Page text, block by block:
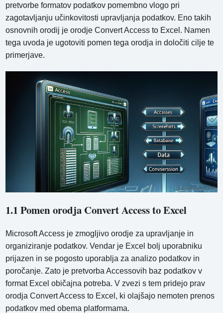
pretvorbe formatov podatkov pomembno vlogo pri
zagotavljanju učinkovitosti upravljanja podatkov. Eno takih
osnovnih orodij je orodje Convert Access to Excel. Namen
tega uvoda je ugotoviti pomen tega orodja in določiti cilje te
primerjave.
1.1 Pomen orodja Convert Access to Excel
Microsoft Access je zmogljivo orodje za upravljanje in
organiziranje podatkov. Vendar je Excel bolj uporabniku
prijazen in se pogosto uporablja za analizo podatkov in
poročanje. Zato je pretvorba Accessovih baz podatkov v
format Excel običajna potreba. V zvezi s tem pridejo prav
orodja Convert Access to Excel, ki olajšajo nemoten prenos
podatkov med obema platformama.